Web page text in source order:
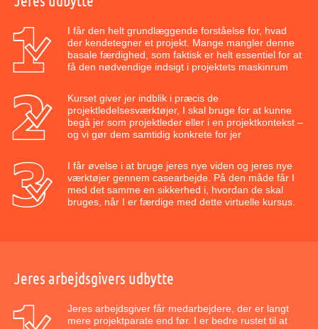
I får den helt grundlæggende forståelse for, hvad
der kendetegner et projekt. Mange mangler denne
basale færdighed, som faktisk er helt essentiel for at
få den nødvendige indsigt i projektets maskinrum
Kurset giver jer indblik i præcis de
projektledelsesværktøjer, I skal bruge for at kunne
begå jer som projektleder eller i en projektkontekst –
og vi gør dem samtidig konkrete for jer
I får øvelse i at bruge jeres nye viden og jeres nye
værktøjer gennem casearbejde. På den måde får I
med det samme en sikkerhed i, hvordan de skal
bruges, når I er færdige med dette virtuelle kursus.
Jeres arbejdsgivers udbytte
Jeres arbejdsgiver får medarbejdere, der er langt
mere projektparate end før. I er bedre rustet til at